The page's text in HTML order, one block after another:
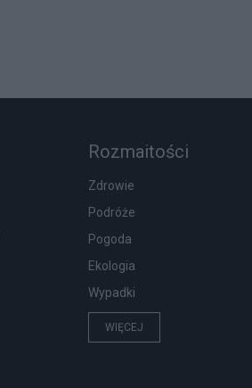
Rozmaitości
Zdrowie
Podróże
Pogoda
Ekologia
Wypadki
WIĘCEJ